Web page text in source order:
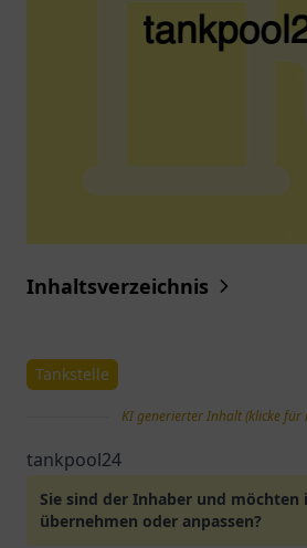
Inhaltsverzeichnis
Tankstelle
KI generierter Inhalt (klicke für
tankpool24
Sie sind der Inhaber und möchten
übernehmen oder anpassen?